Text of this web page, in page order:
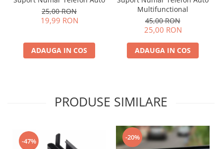
25,00 RON
19,99 RON
ADAUGA IN COS
Multifunctional
45,00 RON
25,00 RON
ADAUGA IN COS
PRODUSE SIMILARE
-47% -20%